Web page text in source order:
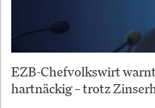
EZB-Chefvolkswirt
hartnäckig – trotz